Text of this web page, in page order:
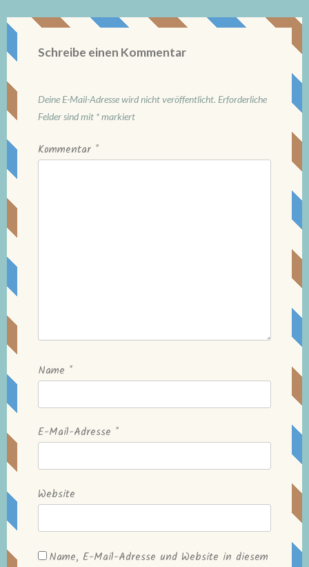
Schreibe einen Kommentar
Deine E-Mail-Adresse wird nicht veröffentlicht. Erforderliche
Felder sind mit *markiert
Kommentar *
Name *
E-Mail-Adresse *
Website
Name, E-Mail-Adresse und Website in diesem